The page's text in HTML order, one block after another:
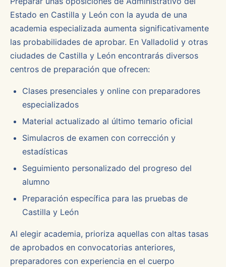
Estado en Castilla y León con la ayuda de una
academia especializada aumenta significativamente
las probabilidades de aprobar. En Valladolid y otras
ciudades de Castilla y León encontrarás diversos
centros de preparación que ofrecen:
Clases presenciales y online con preparadores
especializados
Material actualizado al último temario oficial
Simulacros de examen con corrección y
estadísticas
Seguimiento personalizado del progreso del
alumno
Preparación específica para las pruebas de
Castilla y León
Al elegir academia, prioriza aquellas con altas tasas
de aprobados en convocatorias anteriores,
preparadores con experiencia en el cuerpo